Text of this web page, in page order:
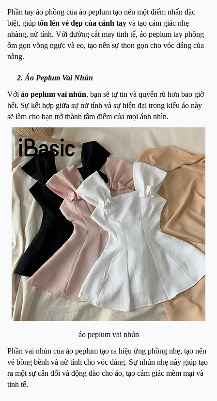
Phần tay áo phồng của áo peplum tạo nên một điểm nhấn đặc
biệt, giúp tôn lên vẻ đẹp của cánh tay và tạo cảm giác nhẹ
nhàng, nữ tính. Với đường cắt may tinh tế, áo peplum tay phồng
ôm gọn vòng ngực và eo, tạo nên sự thon gọn cho vóc dáng của
nàng.
2. Áo Peplum Vai Nhún
Với áo peplum vai nhún, bạn sẽ tự tin và quyến rũ hơn bao giờ
hết. Sự kết hợp giữa sự nữ tính và sự hiện đại trong kiểu áo này
sẽ làm cho bạn trở thành tâm điểm của mọi ánh nhìn.
áo peplum vai nhún
Phần vai nhún của áo peplum tạo ra hiệu ứng phồng nhẹ, tạo nên
vẻ bồng bềnh và nữ tính cho vóc dáng. Sự nhún nhẹ này giúp tạo
ra một sự cân đối và động đào cho áo, tạo cảm giác mềm mại và
tinh tế.